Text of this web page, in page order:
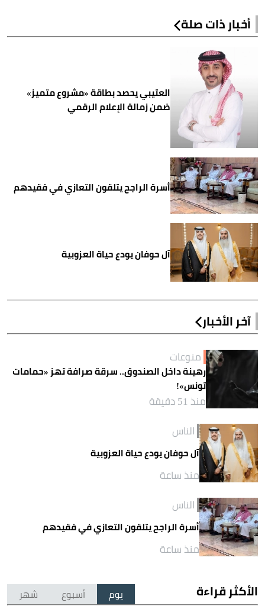
أخبار ذات صلة
العتيبي يحصد بطاقة «مشروع متميز»
ضمن زمالة الإعلام الرقمي
أسرة الراجح يتلقون التعازي في فقيدهم
آل حوفان يودع حياة العزوبية
آخر الأخبار
منوعات
رهينة داخل الصندوق.. سرقة صرافة تهز «حمامات
تونس»!
منذ 51 دقيقة
الناس
آل حوفان يودع حياة العزوبية
منذ ساعة
الناس
أسرة الراجح يتلقون التعازي في فقيدهم
منذ ساعة
الأكثر قراءة يوم أسبوع شهر